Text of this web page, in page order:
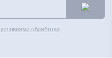
условиями обработки